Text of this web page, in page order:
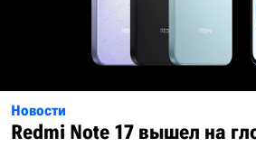
Новости
Redmi Note 17 вышел на